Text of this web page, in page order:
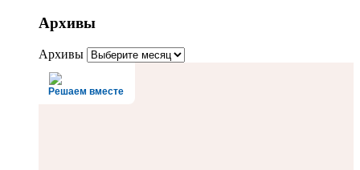
Архивы
Архивы
Решаем вместе